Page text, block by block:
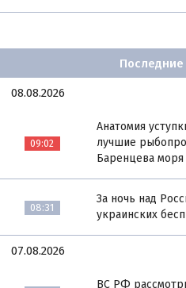
Последние
08.08.2026
09:02
Анатомия
лучшие
Баренцева моря
08:31
За ночь над
украинских
07.08.2026
ВС РФ